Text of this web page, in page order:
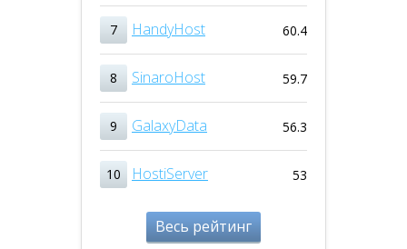
60.4
7 HandyHost
59.7
8 SinaroHost
56.3
9 GalaxyData
53
10 HostiServer
Весь рейтинг